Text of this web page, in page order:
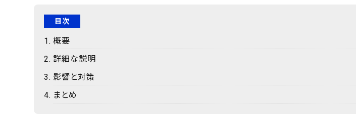
目次
概要
詳細な説明
影響と対策
まとめ